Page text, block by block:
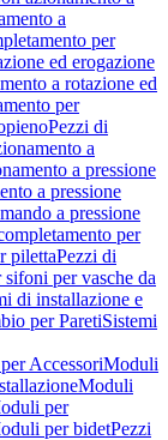
a
per
ed erogazione
a rotazione ed
per
Pezzi di
a
a pressione
a pressione
a pressione
per
pilettaPezzi di
per vasche da
di installazione e
per ParetiSistemi
AccessoriModuli
Moduli
per
per bidetPezzi